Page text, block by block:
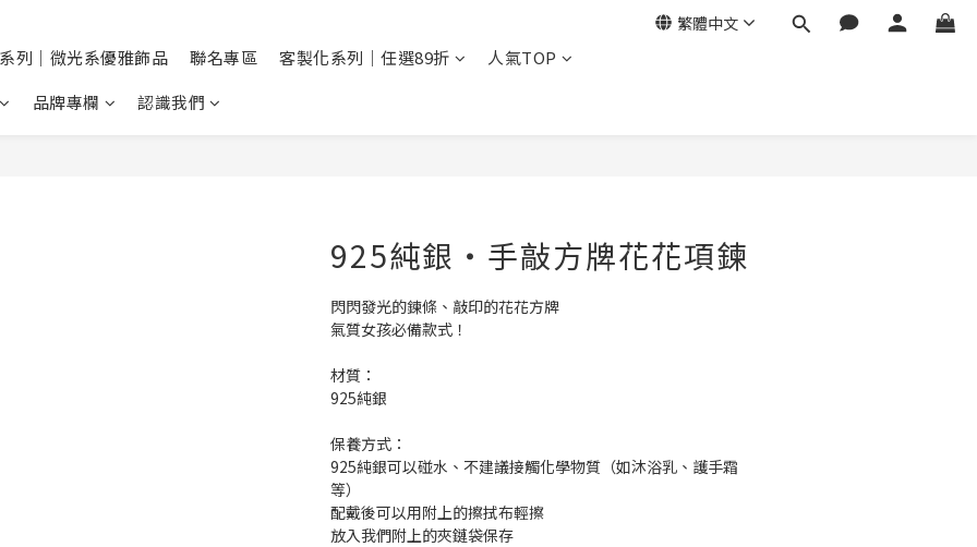
繁體中文
列｜微光系優雅飾品 聯名專區 客製化系列｜任選89折
人氣TOP
品牌專欄
認識我們
925純銀・手敲方牌花花項鍊
閃閃發光的鍊條、敲印的花花方牌
氣質女孩必備款式！
材質：
925純銀
保養方式：
925純銀可以碰水、不建議接觸化學物質（如沐浴乳、護手霜
等）
配戴後可以用附上的擦拭布輕擦
放入我們附上的夾鏈袋保存